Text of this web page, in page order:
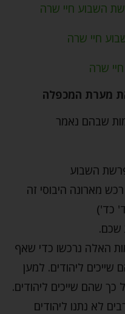
השבוע חיי שרה
חיי שרה
שרה
מערת המכפלה
שבהם נאמר
השבוע
היבוסי זה
האלה נרכשו כדי שאף
ליהודים. למען
שהם שייכים ליהודים.
לא נתנו ליהודים